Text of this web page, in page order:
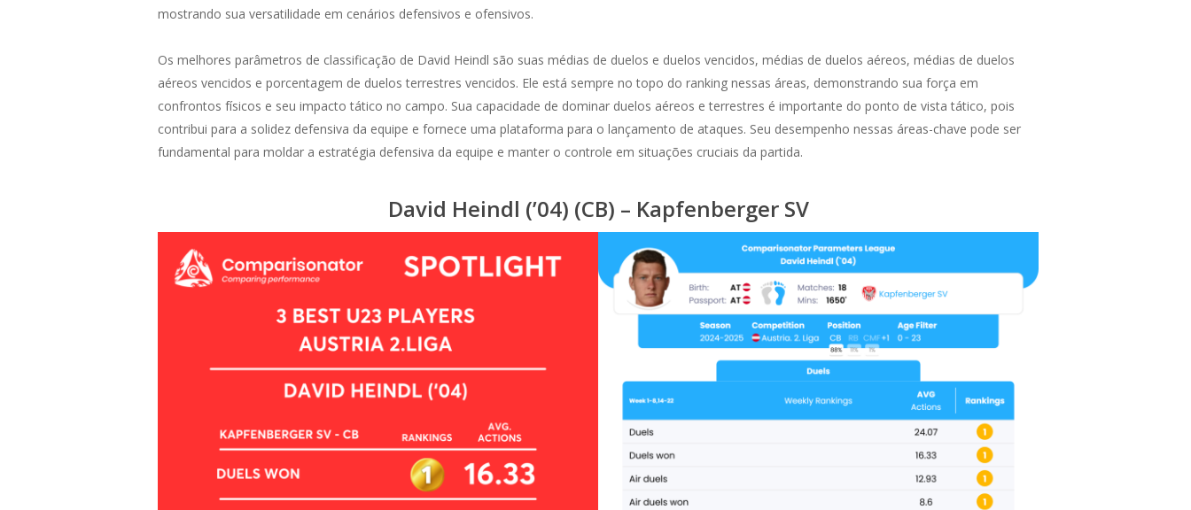
mostrando sua versatilidade em cenários defensivos e ofensivos.
Os melhores parâmetros de classificação de David Heindl são suas médias de duelos e duelos vencidos, médias de duelos aéreos, médias de duelos
aéreos vencidos e porcentagem de duelos terrestres vencidos. Ele está sempre no topo do ranking nessas áreas, demonstrando sua força em
confrontos físicos e seu impacto tático no campo. Sua capacidade de dominar duelos aéreos e terrestres é importante do ponto de vista tático, pois
contribui para a solidez defensiva da equipe e fornece uma plataforma para o lançamento de ataques. Seu desempenho nessas áreas-chave pode ser
fundamental para moldar a estratégia defensiva da equipe e manter o controle em situações cruciais da partida.
David Heindl (’04) (CB) – Kapfenberger SV